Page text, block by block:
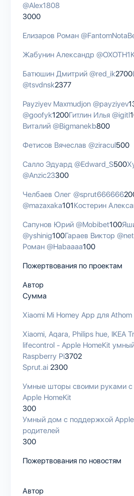
@Alex1808
3000
Елизаров Роман
Жабунин Александр
Батюшин Дмитрий @red_ik2700
@tsvdnsk2377
Payziyev Maxmudjon @payziyev
@goofyk1200Гитлин Илья @igitl
Виталий @Bigmanekb800
Фетисов Вячеслав @ziracul500
Салло Эдуард @Edward_S500
@Anzic23300
Челбаев Олег @sprut666666
@mazaxaka101Костерин
Сапунов Юрий @Mobibet100
@yshinig100Гараев Виктор
Роман @Habaaaa100
Пожертвования по проектам
Автор
Сумма
Xiaomi Mi Homey App для Athom
Xiaomi, Aqara, Philips hue, IKEA
lifecontrol - Apple HomeKit
Raspberry Pi3702
Sprut.ai 2300
Умные шторы своими руками с
Apple HomeKit
300
Умный дом с поддержкой Apple
родителей
300
Пожертвования по новостям
Автор